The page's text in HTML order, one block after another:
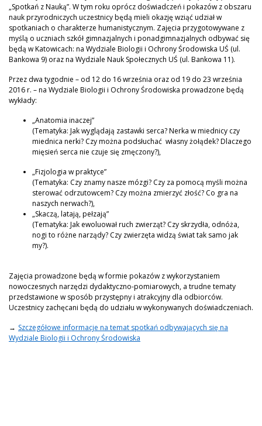
„Spotkań z Nauką”. W tym roku oprócz doświadczeń i pokazów z obszaru
nauk przyrodniczych uczestnicy będą mieli okazję wziąć udział w
spotkaniach o charakterze humanistycznym. Zajęcia przygotowywane z
myślą o uczniach szkół gimnazjalnych i ponadgimnazjalnych odbywać się
będą w Katowicach: na Wydziale Biologii i Ochrony Środowiska UŚ (ul.
Bankowa 9) oraz na Wydziale Nauk Społecznych UŚ (ul. Bankowa 11).
Przez dwa tygodnie – od 12 do 16 września oraz od 19 do 23 września
2016 r. – na Wydziale Biologii i Ochrony Środowiska prowadzone będą
wykłady:
„Anatomia inaczej”
(Tematyka: Jak wyglądają zastawki serca? Nerka w miednicy czy
miednica nerki? Czy można podsłuchać własny żołądek? Dlaczego
mięsień serca nie czuje się zmęczony?),
„Fizjologia w praktyce”
(Tematyka: Czy znamy nasze mózgi? Czy za pomocą myśli można
sterować odrzutowcem? Czy można zmierzyć złość? Co gra na
naszych nerwach?),
„Skaczą, latają, pełzają”
(Tematyka: Jak ewoluował ruch zwierząt? Czy skrzydła, odnóża,
nogi to różne narządy? Czy zwierzęta widzą świat tak samo jak
my?).
Zajęcia prowadzone będą w formie pokazów z wykorzystaniem
nowoczesnych narzędzi dydaktyczno-pomiarowych, a trudne tematy
przedstawione w sposób przystępny i atrakcyjny dla odbiorców.
Uczestnicy zachęcani będą do udziału w wykonywanych doświadczeniach.
→ Szczegółowe informacje na temat spotkań odbywających się na
Wydziale Biologii i Ochrony Środowiska